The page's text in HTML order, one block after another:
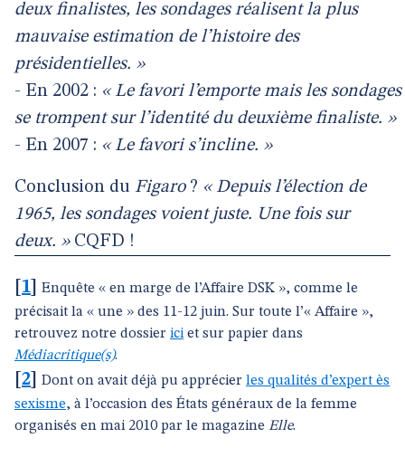
deux finalistes, les sondages réalisent la plus
mauvaise estimation de l’histoire des
présidentielles. »
- En 2002 : « Le favori l’emporte mais les sondages
se trompent sur l’identité du deuxième finaliste. »
- En 2007 : « Le favori s’incline. »
Conclusion du Figaro? « Depuis l’élection de
1965, les sondages voient juste. Une fois sur
deux. »CQFD !
1
Enquête « en marge de l’Affaire DSK », comme le
précisait la « une » des 11-12 juin. Sur toute l’« Affaire »,
retrouvez notre dossier ici et sur papier dans
Médiacritique(s).
2 Dont on avait déjà pu apprécier les qualités d’expert ès
sexisme, à l’occasion des États généraux de la femme
organisés en mai 2010 par le magazine Elle.